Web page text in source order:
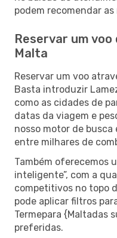
podem recomendar as
Reservar um voo
Malta
Reservar um voo
Basta introduzir
como as cidades de
datas da viagem e
nosso motor de
entre milhares de
Também oferecemos
inteligente”, com a
competitivos no topo
pode aplicar filtros
Termepara {Maltadas
preferidas.